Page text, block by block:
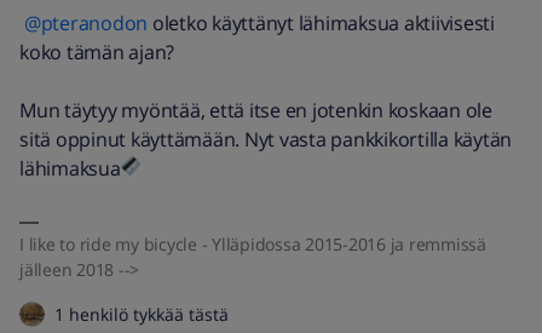
@pteranodon oletko käyttänyt lähimaksua aktiivisesti
koko tämän ajan?
Mun täytyy myöntää, että itse en jotenkin koskaan ole
sitä oppinut käyttämään. Nyt vasta pankkikortilla käytän
lähimaksua
I like to ride my bicycle - Ylläpidossa 2015-2016 ja remmissä
jälleen 2018 -->
1 henkilö tykkää tästä